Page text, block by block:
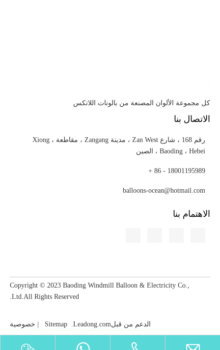
كل مجموعة الألوان المصنعة من بالونات اللاتكس
الاتصال بنا
رقم 168 ، شارع Zan West ، مدينة Zangang ، مقاطعة Xiong ،
Baoding ، Hebei ، الصين
18001195989 - 86 +
balloons-ocean@hotmail.com
الاهتمام بنا
Copyright © 2023​​​​​​​ Baoding Windmill Balloon & Electricity Co.,
Ltd.All Rights Reserved.
الدعم من قبل Sitemap .Leadong.com خصوصية